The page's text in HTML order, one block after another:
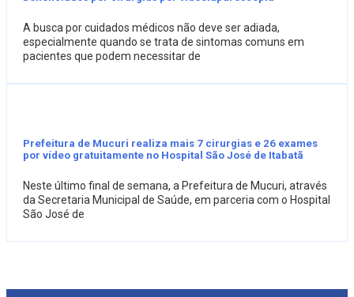
A busca por cuidados médicos não deve ser adiada,
especialmente quando se trata de sintomas comuns em
pacientes que podem necessitar de
Prefeitura de Mucuri realiza mais 7 cirurgias e 26 exames
por vídeo gratuitamente no Hospital São José de Itabatã
Neste último final de semana, a Prefeitura de Mucuri, através
da Secretaria Municipal de Saúde, em parceria com o Hospital
São José de